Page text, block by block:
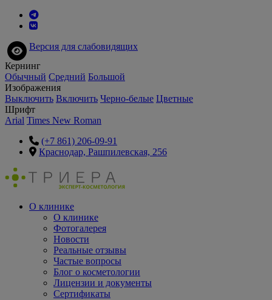
Версия для слабовидящих
Кернинг
Обычный Средний Большой
Изображения
Выключить Включить Черно-белые Цветные
Шрифт
Arial Times New Roman
(+7 861) 206-09-91
Краснодар, Рашпилевская, 256
О клинике
О клинике
Фотогалерея
Новости
Реальные отзывы
Частые вопросы
Блог о косметологии
Лицензии и документы
Сертификаты